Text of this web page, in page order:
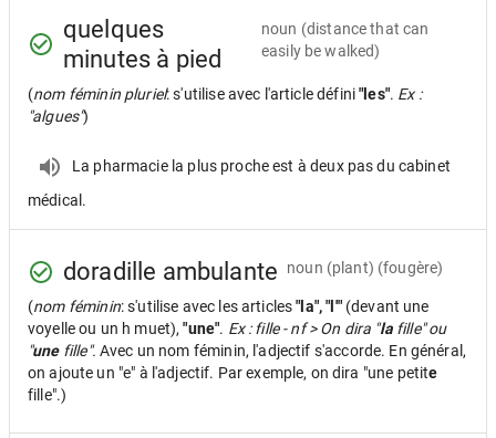
quelques
minutes à pied
noun (distance that can
easily be walked)
(nom féminin pluriel: s'utilise avec l'article défini"les". Ex :
"algues")
La pharmacie la plus proche est à deux pas du cabinet
médical.
doradille ambulante noun (plant) (fougère)
(nom féminin: s'utilise avec les articles"la", "l'" (devant une
voyelle ou un h muet),"une". Ex : fille - nf > On dira "lafille" ou
"unefille". Avec un nom féminin, l'adjectif s'accorde. En général,
on ajoute un "e" à l'adjectif. Par exemple, on dira "une petite
fille".)